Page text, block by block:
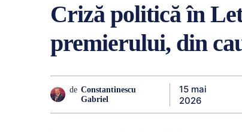
Criză politică în
premierului, din
de Constantinescu
Gabriel
15 mai
2026